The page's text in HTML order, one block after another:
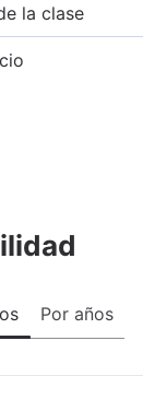
la clase
Por años